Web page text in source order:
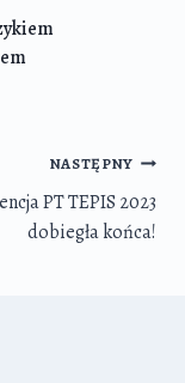
NASTĘPNY
PT TEPIS 2023
dobiegła końca!